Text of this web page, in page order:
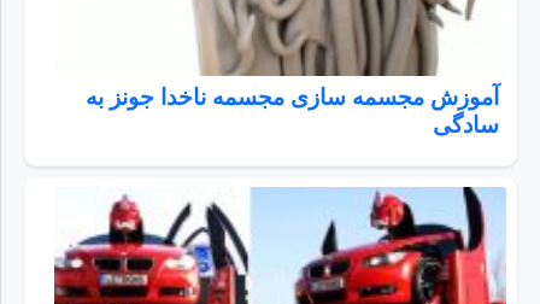
آموزش مجسمه سازی مجسمه ناخدا جونز به
سادگی